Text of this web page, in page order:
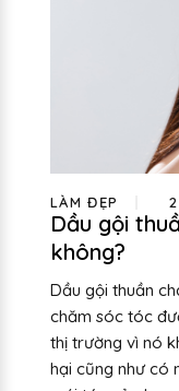
LÀM ĐẸP
Dầu gội
không?
Dầu gội thuần
chăm sóc tóc
thị trường vì nó
hại cũng như có